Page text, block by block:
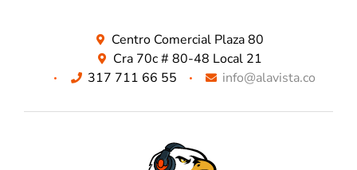
Centro Comercial Plaza 80
Cra 70c # 80-48 Local 21
317 711 66 55
info@alavista.co